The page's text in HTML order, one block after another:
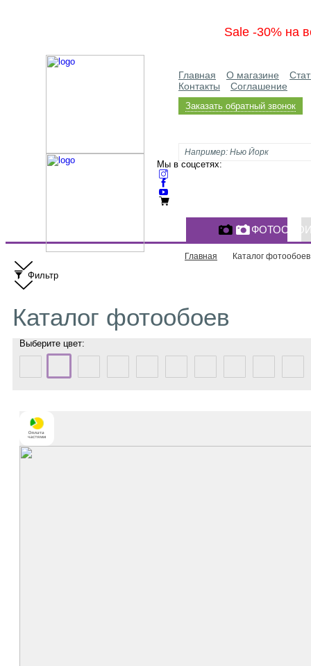
Sale -30% на
Главная О магазине
Контакты
Соглашение
Заказать обратный звонок
Мы в соцсетях:
Главная Каталог фотообоев
Фильтр
Каталог фотообоев
Выберите цвет: